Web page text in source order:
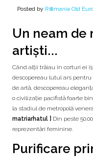
Posted by R⊕mania Old
Un neam de
artiști...
Când alții trăiau în corturi ei
descopereau lutul ars
de artă, descopereau
o civilizație pacifistă foarte
la stadiul de metropolă
matriarhatul } Din peste
reprezentări feminine.
Purificare